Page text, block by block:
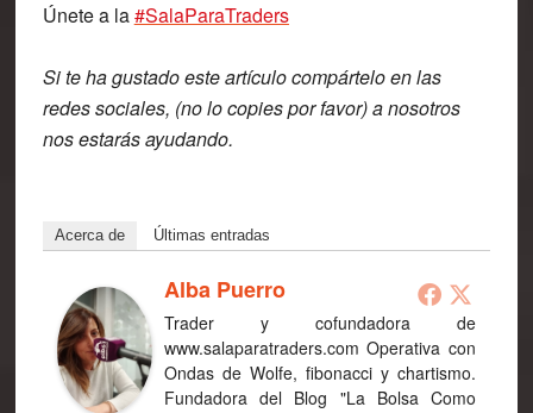
Únete a la#SalaParaTraders
Si te ha gustado este artículocompárteloen las
redes sociales, (no lo copies por favor) a nosotros
nos estarás ayudando.
Acerca de Últimas entradas
Alba Puerro
Trader y cofundadora de
www.salaparatraders.com Operativa con
Ondas de Wolfe, fibonacci y chartismo.
Fundadora del Blog "La Bolsa Como